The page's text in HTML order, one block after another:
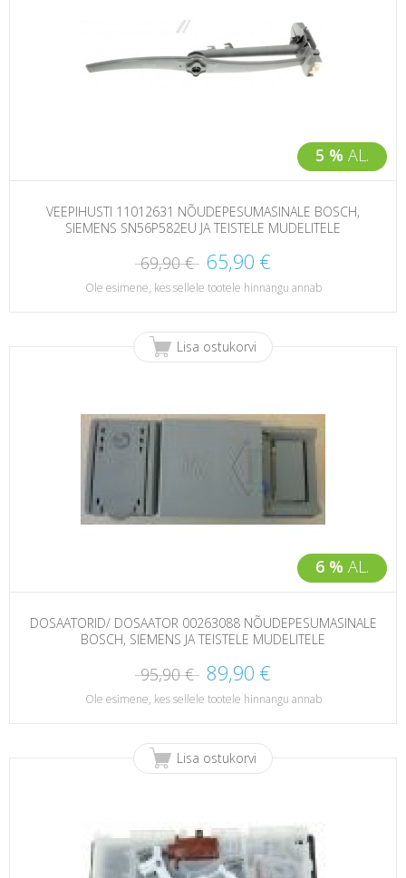
5 % AL.
VEEPIHUSTI 11012631 NÕUDEPESUMASINALE BOSCH,
SIEMENS SN56P582EU JA TEISTELE MUDELITELE
69,90 € 65,90 €
Ole esimene, kes sellele tootele hinnangu annab
6 % AL.
Lisa ostukorvi
DOSAATORID/ DOSAATOR 00263088 NÕUDEPESUMASINALE
BOSCH, SIEMENS JA TEISTELE MUDELITELE
95,90 € 89,90 €
Ole esimene, kes sellele tootele hinnangu annab
Lisa ostukorvi